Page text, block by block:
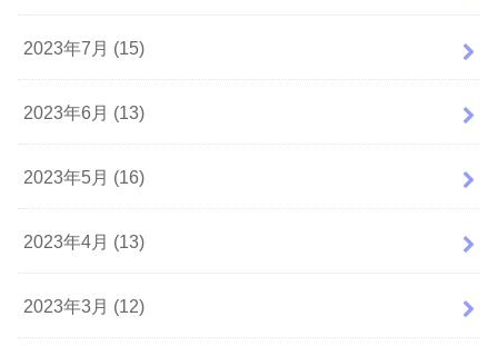
2023年7月 (15)
2023年6月 (13)
2023年5月 (16)
2023年4月 (13)
2023年3月 (12)